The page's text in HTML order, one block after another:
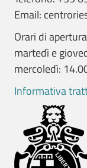
Email:
Orari di
martedì e
mercoledì:
Informativa